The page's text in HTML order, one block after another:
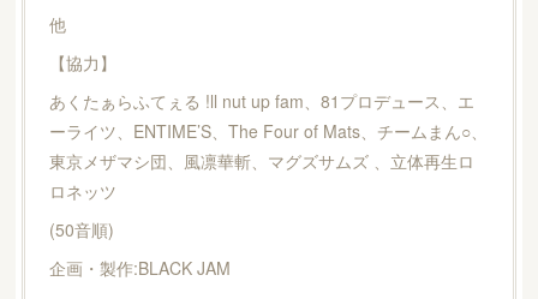
他
【協力】
あくたぁらふてぇる !ll nut up fam、81プロデュース、エ
ーライツ、ENTIME’S、The Four of Mats、チームまん○、
東京メザマシ団、風凛華斬、マグズサムズ 、立体再生ロ
ロネッツ
(50音順)
企画・製作:BLACK JAM